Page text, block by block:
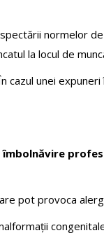
normelor
la locul de
unei
pot provoca